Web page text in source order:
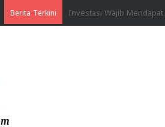
Berita Terkini